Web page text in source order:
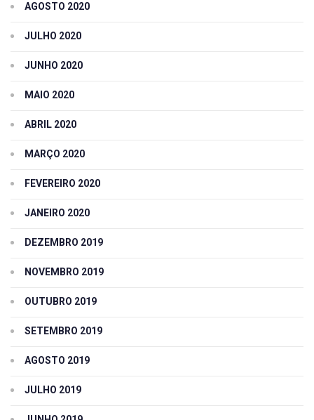
AGOSTO 2020
JULHO 2020
JUNHO 2020
MAIO 2020
ABRIL 2020
MARÇO 2020
FEVEREIRO 2020
JANEIRO 2020
DEZEMBRO 2019
NOVEMBRO 2019
OUTUBRO 2019
SETEMBRO 2019
AGOSTO 2019
JULHO 2019